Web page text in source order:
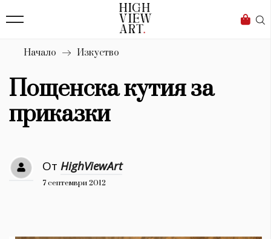
Бизнес
Мода
Dialogue
Изкуство
4340
Красота
777
Начало Изкуство
Пощенска кутия за
приказки
От HighViewArt
7 септември 2012